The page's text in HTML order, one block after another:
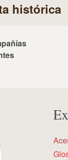
histórica